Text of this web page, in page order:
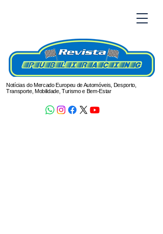
Notícias do Mercado Europeu de Automóveis, Desporto,
Transporte, Mobilidade, Turismo e Bem-Estar